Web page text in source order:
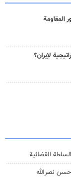
لإيران؟
القضائیة
نصرالله